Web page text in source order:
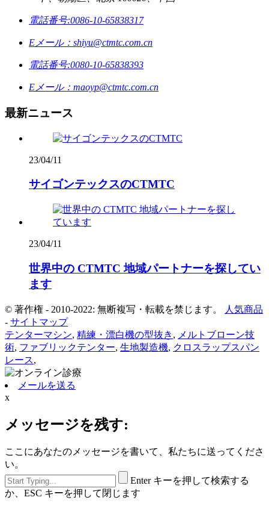
電話番号:0086-10-65838317
Eメール： shiyu@ctmtc.com.cn
電話番号:0080-10-65838393
Eメール： maoyp@ctmtc.com.cn
最新ニュース
23/04/11
サイゴンテックスのCTMTC
23/04/11
世界中の CTMTC 地域パートナーを探してい
ます
© 著作権 - 2010-2022: 無断複写・転載を禁じます。
人気商品
- サイトマップ
テンターマシン, 精練・漂白機の型抜き , メルトブローン技
術, ファブリックテンター, 生地製造機, クロスラップスパン
レース,
メールを送る
x
メッセージを残す:
ここにあなたのメッセージを書いて、私たちに送ってくださ
い。
Enter キーを押して検索する
か、ESC キーを押して閉じます